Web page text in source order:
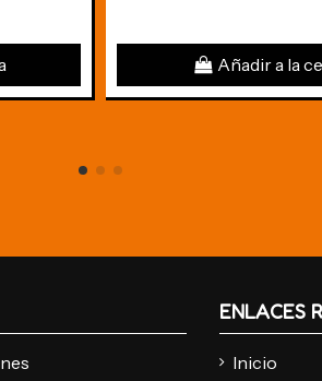
Añadir a la
ENLACES
Inicio